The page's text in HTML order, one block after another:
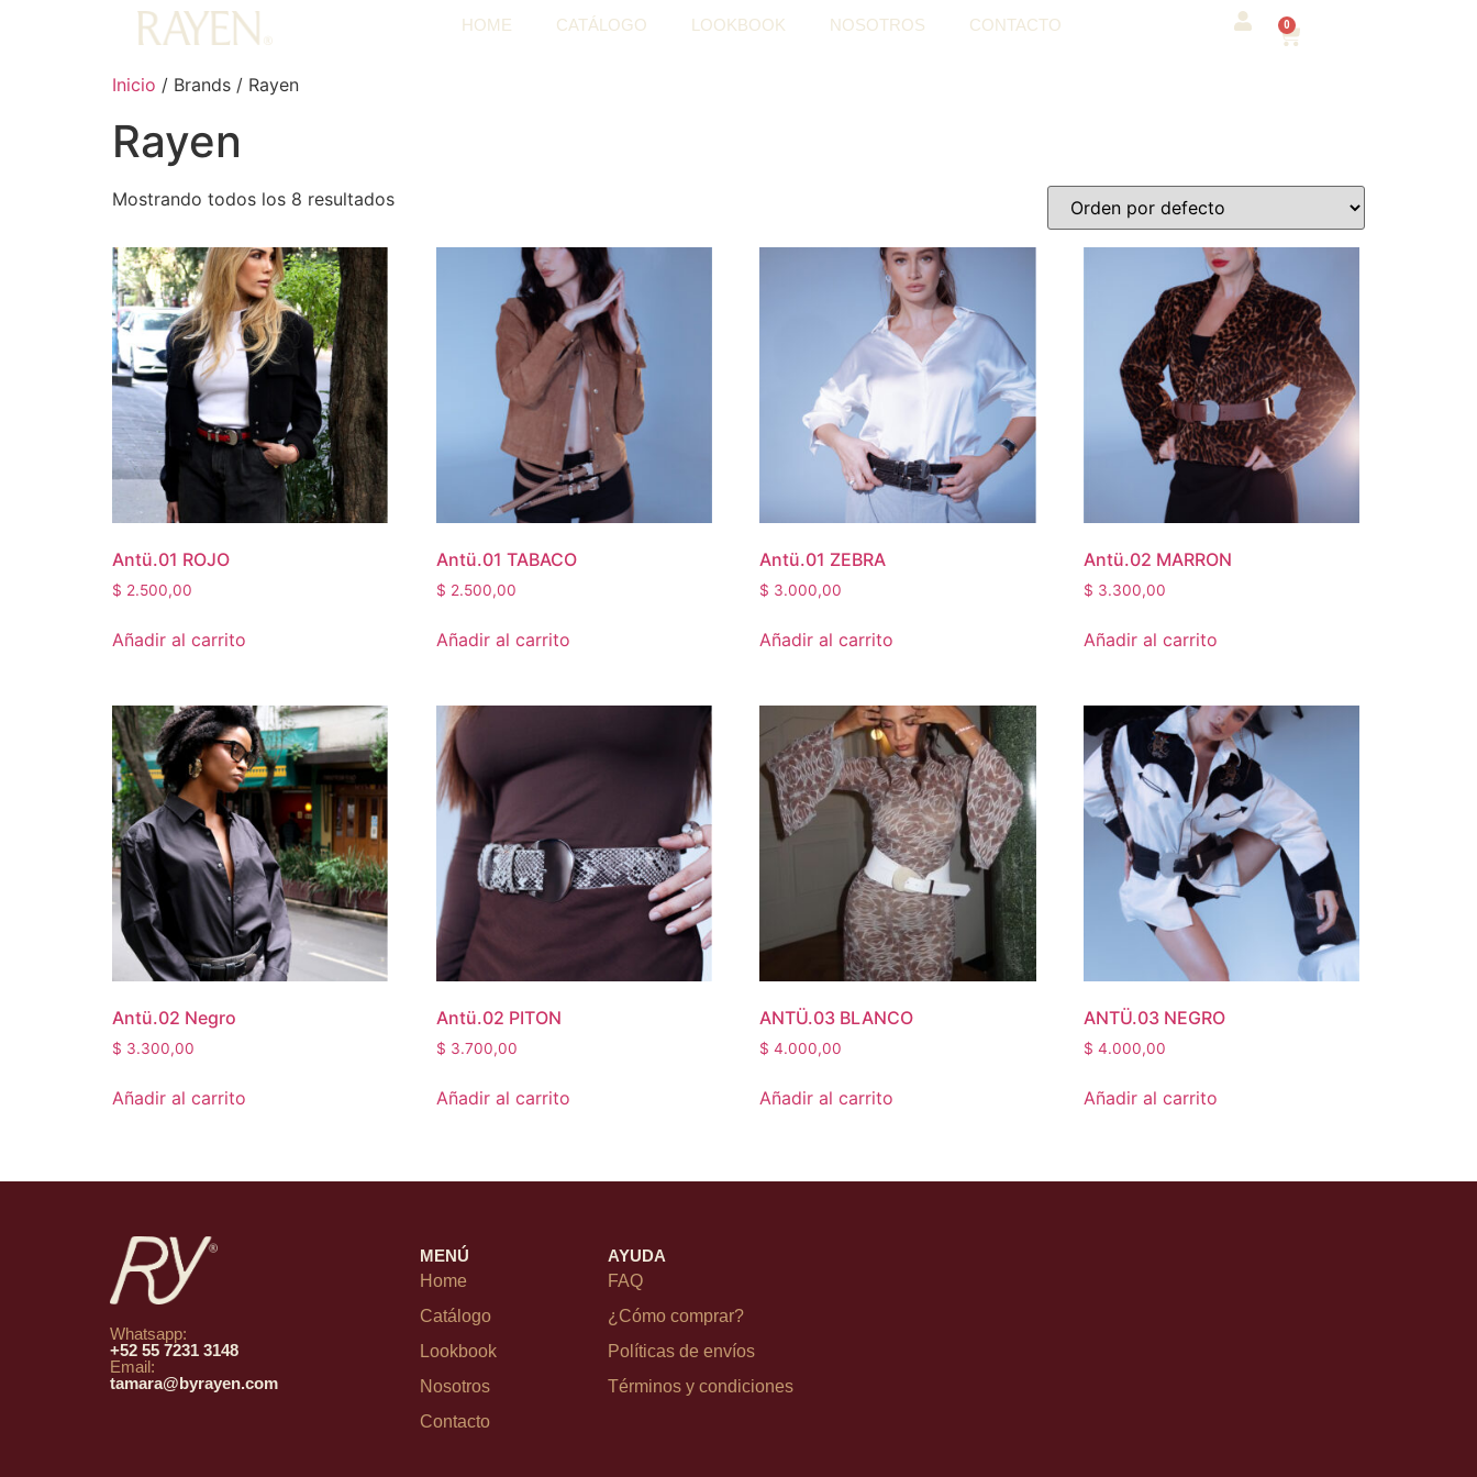
HOME CATÁLOGO LOOKBOOK NOSOTROS CONTACTO 0
Inicio / Brands / Rayen
Rayen
Mostrando todos los 8 resultados
Antü.01 ROJO
$ 2.500,00
Añadir al carrito
Antü.01 TABACO
$ 2.500,00
Añadir al carrito
Antü.01 ZEBRA
$ 3.000,00
Añadir al carrito
Antü.02 MARRON
$ 3.300,00
Añadir al carrito
Antü.02 Negro
$ 3.300,00
Añadir al carrito
Antü.02 PITON
$ 3.700,00
Añadir al carrito
ANTÜ.03 BLANCO
$ 4.000,00
Añadir al carrito
ANTÜ.03 NEGRO
$ 4.000,00
Añadir al carrito
Whatsapp:
+52 55 7231 3148
Email:
tamara@byrayen.com
MENÚ
Home
Catálogo
Lookbook
Nosotros
Contacto
AYUDA
FAQ
¿Cómo comprar?
Políticas de envíos
Términos y condiciones